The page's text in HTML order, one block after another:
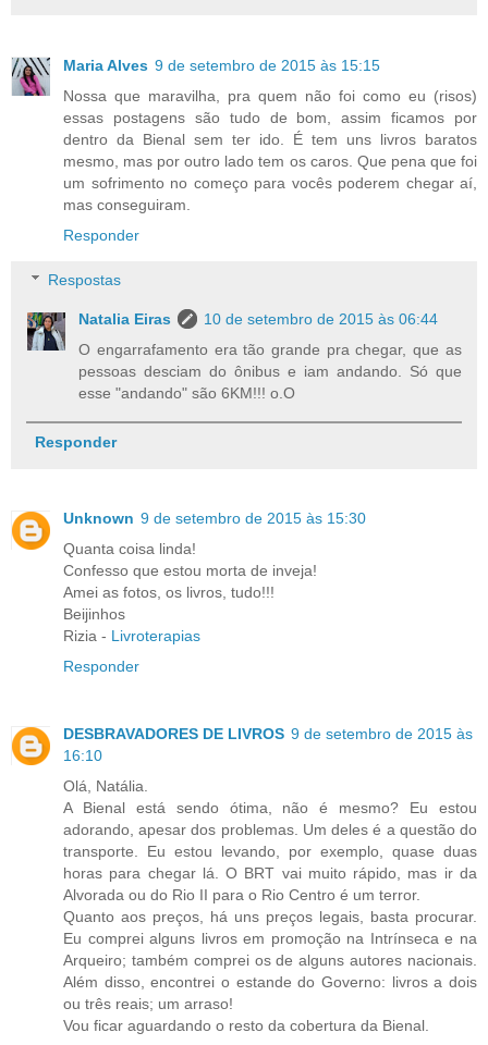
Maria Alves 9 de setembro de 2015 às 15:15
Nossa que maravilha, pra quem não foi como eu (risos)
essas postagens são tudo de bom, assim ficamos por
dentro da Bienal sem ter ido. É tem uns livros baratos
mesmo, mas por outro lado tem os caros. Que pena que foi
um sofrimento no começo para vocês poderem chegar aí,
mas conseguiram.
Responder
Respostas
Natalia Eiras
10 de setembro de 2015 às 06:44
O engarrafamento era tão grande pra chegar, que as
pessoas desciam do ônibus e iam andando. Só que
esse "andando" são 6KM!!! o.O
Responder
Unknown 9 de setembro de 2015 às 15:30
Quanta coisa linda!
Confesso que estou morta de inveja!
Amei as fotos, os livros, tudo!!!
Beijinhos
Rizia - Livroterapias
Responder
DESBRAVADORES DE LIVROS 9 de setembro de 2015 às
16:10
Olá, Natália.
A Bienal está sendo ótima, não é mesmo? Eu estou
adorando, apesar dos problemas. Um deles é a questão do
transporte. Eu estou levando, por exemplo, quase duas
horas para chegar lá. O BRT vai muito rápido, mas ir da
Alvorada ou do Rio II para o Rio Centro é um terror.
Quanto aos preços, há uns preços legais, basta procurar.
Eu comprei alguns livros em promoção na Intrínseca e na
Arqueiro; também comprei os de alguns autores nacionais.
Além disso, encontrei o estande do Governo: livros a dois
ou três reais; um arraso!
Vou ficar aguardando o resto da cobertura da Bienal.